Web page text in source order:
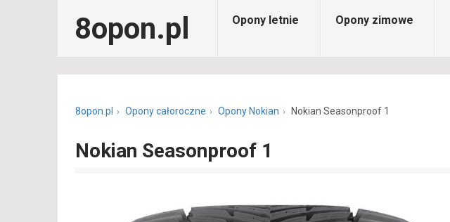
8opon.pl Opony letnie Opony zimowe
8opon.pl Opony całoroczne Opony Nokian Nokian Seasonproof 1
Nokian Seasonproof 1